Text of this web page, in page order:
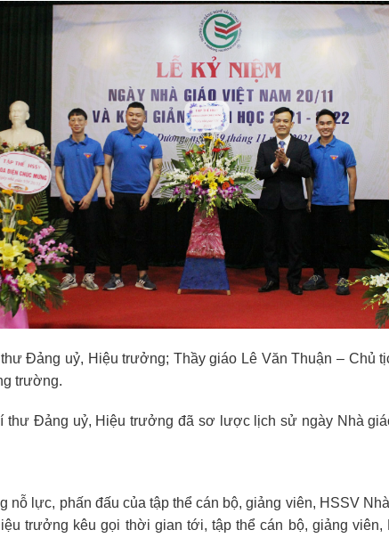
Đảng uỷ, Hiệu trưởng; Thầy giáo Lê Văn Thuận – Chủ
trường.
thư Đảng uỷ, Hiệu trưởng đã sơ lược lịch sử ngày Nhà
lực, phấn đấu của tập thể cán bộ, giảng viên, HSSV
trưởng kêu gọi thời gian tới, tập thể cán bộ, giảng